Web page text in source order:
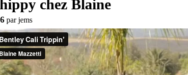
chez Blaine
parjems